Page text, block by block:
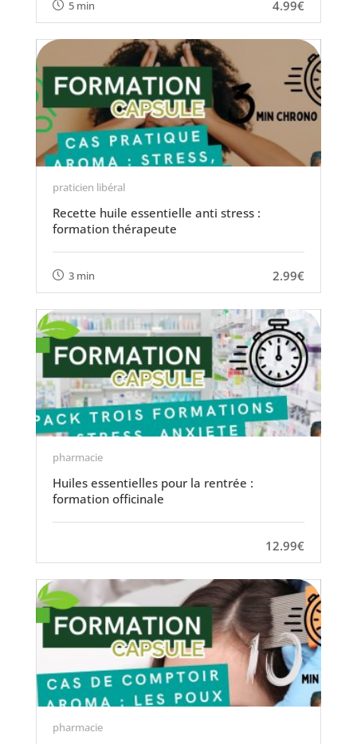
5 min 4.99€
praticien libéral
Recette huile essentielle anti stress :
formation thérapeute
3 min 2.99€
pharmacie
Huiles essentielles pour la rentrée :
formation officinale
12.99€
pharmacie